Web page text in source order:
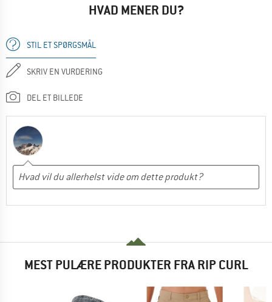
HVAD MENER DU?
STIL ET SPØRGSMÅL
SKRIV EN VURDERING
DEL ET BILLEDE
MEST PULÆRE PRODUKTER FRA RIP CURL